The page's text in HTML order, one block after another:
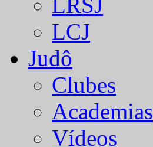
LCJ
Judô
Clubes
Academias
Vídeos